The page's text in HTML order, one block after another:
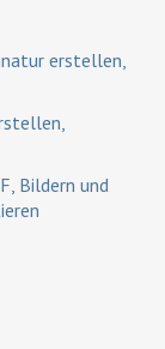
erstellen,
Bildern und